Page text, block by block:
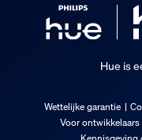
Hue is
Wettelijke garantie
Voor ontwikkelaars